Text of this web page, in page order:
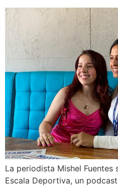
La periodista Mishel Fuentes
Escala Deportiva, un